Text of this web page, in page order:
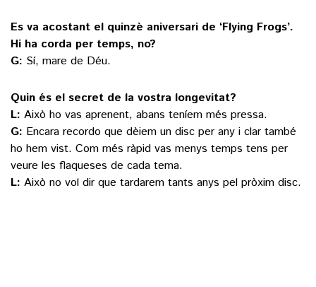
Es va acostant el quinzè aniversari de ‘Flying Frogs’.
Hi ha corda per temps, no?
G: Sí, mare de Déu.
Quin és el secret de la vostra longevitat?
L: Això ho vas aprenent, abans teníem més pressa.
G: Encara recordo que dèiem un disc per any i clar també
ho hem vist. Com més ràpid vas menys temps tens per
veure les flaqueses de cada tema.
L: Això no vol dir que tardarem tants anys pel pròxim disc.